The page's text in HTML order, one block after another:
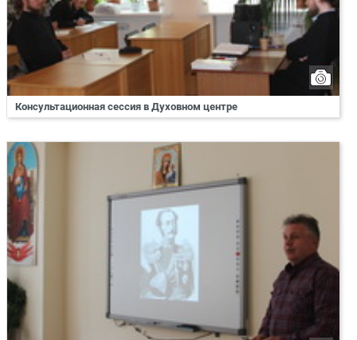
Консультационная сессия в Духовном центре